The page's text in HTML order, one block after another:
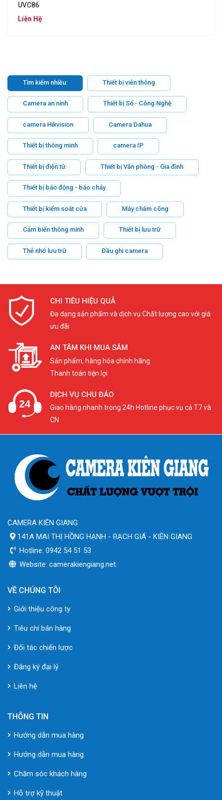
UVC86
Liên Hệ
Tìm kiếm nhiều: Thiết bị viễn thông
Camera an ninh Thiết bị Số - Công Nghệ
camera Hikvision Camera Dahua
Thiết bị thông minh camera IP
Thiết bị điện tử Thiết bị Văn phòng - Gia đình
Thiết bị báo động - báo cháy
Thiết bị kiểm soát cửa Máy chấm công
Cảm biến thông minh Thiết bị lưu trữ
Thẻ nhớ lưu trữ Đầu ghi camera
CHI TIÊU HIỆU QUẢ
Đa dạng sản phẩm và dịch vụ Chất lượng cao với giá
ưu đãi
AN TÂM KHI MUA SẮM
Sản phẩm, hàng hóa chính hãng
Thanh toán tiện lợi
DỊCH VỤ CHU ĐÁO
Giao hàng nhanh trong 24h Hotline phục vụ cả T7 và
CN
CAMERA KIÊN GIANG
141A MAI THỊ HỒNG HẠNH - RẠCH GIÁ - KIÊN GIANG
Hotline: 0942 54 51 53
Website: camerakiengiang.net
VỀ CHÚNG TÔI
Giới thiệu công ty
Tiêu chí bán hàng
Đối tác chiến lược
Đăng ký đại lý
Liên hệ
THÔNG TIN
Hướng dẫn mua hàng
Hướng dẫn mua hàng
Chăm sóc khách hàng
Hỗ trợ kỹ thuật